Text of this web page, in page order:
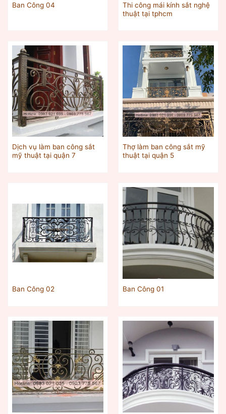
Ban Công 04
Thi công mái kính sắt nghệ
thuật tại tphcm
Dịch vụ làm ban công sắt
mỹ thuật tại quận 7
Thợ làm ban công sắt mỹ
thuật tại quận 5
Ban Công 02 Ban Công 01